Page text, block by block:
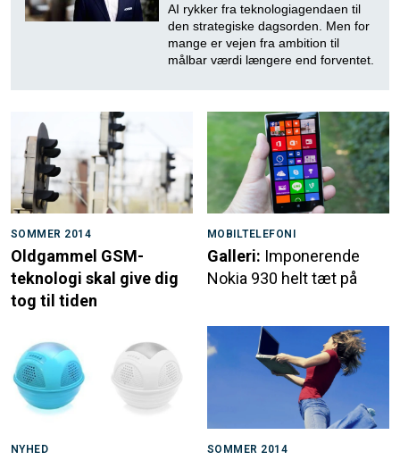
AI rykker fra teknologiagendaen til
den strategiske dagsorden. Men for
mange er vejen fra ambition til
målbar værdi længere end forventet.
SOMMER 2014
Oldgammel GSM-
teknologi skal give dig
tog til tiden
MOBILTELEFONI
Galleri: Imponerende
Nokia 930 helt tæt på
NYHED SOMMER 2014